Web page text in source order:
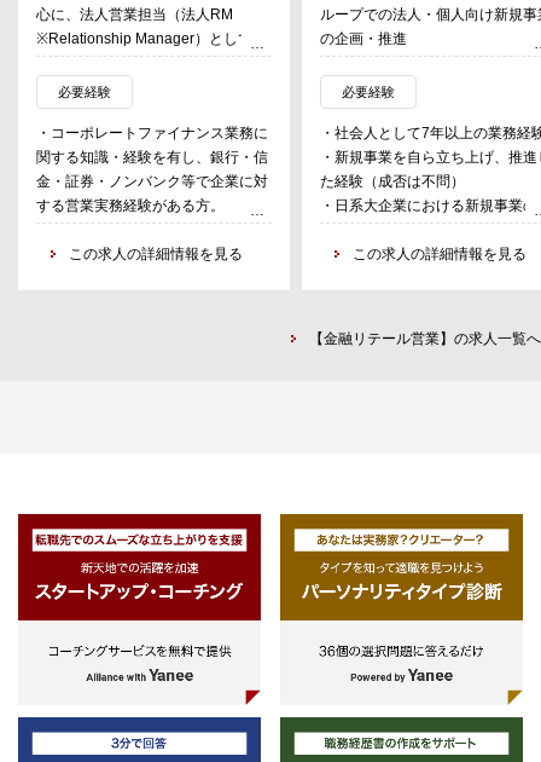
心に、法人営業担当（法人RM
※Relationship Manager）として、
銀行業務及びグループのグローバル
且つ多様な機能を活用したソリュー
ション提供を通じて、顧客・社会の
発展や成長の姿を描き、実現してい
く業務に従事する。
・中国エリアへの強い地方創生・地
域貢献意欲をベースに、グループの
略、資本戦略、個人（企業オーナ
必要経験
・コーポレートファイナンス業務に
関する知識・経験を有し、銀行・信
金・証券・ノンバンク等で企業に対
する営業実務経験がある方。
この求人の詳細情報を見る
ループでの法人・個人向け新規事
の企画・推進
・社外パートナー企業（大企業・
タートアップ）との協業による新
なビジネスモデルの開発
・上記それぞれの取り組みにおけ
新しい事業の柱となる事業の創出
向けた企画・推進
必要経験
・社会人として7年以上の業務経
・新規事業を自ら立ち上げ、推進
た経験（成否は不問）
・日系大企業における新規事業の
ち上げ、グロースへの興味・関心
・銀行、及び金融ビジネスへの興
この求人の詳細情報を見る
【金融リテール営業】の求人一覧へ